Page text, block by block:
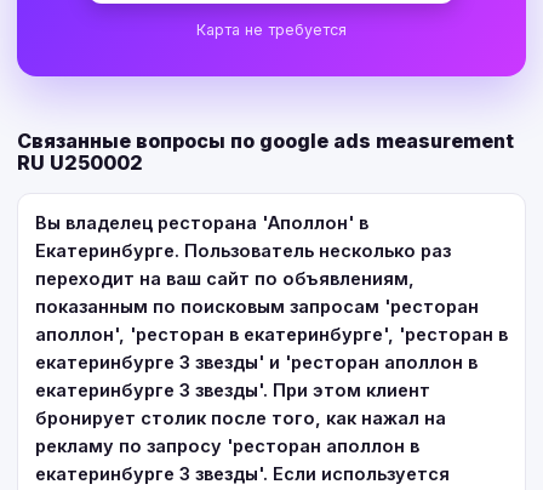
Карта не требуется
Связанные вопросы по google ads measurement
RU U250002
Вы владелец ресторана 'Аполлон' в
Екатеринбурге. Пользователь несколько раз
переходит на ваш сайт по объявлениям,
показанным по поисковым запросам 'ресторан
аполлон', 'ресторан в екатеринбурге', 'ресторан в
екатеринбурге 3 звезды' и 'ресторан аполлон в
екатеринбурге 3 звезды'. При этом клиент
бронирует столик после того, как нажал на
рекламу по запросу 'ресторан аполлон в
екатеринбурге 3 звезды'. Если используется